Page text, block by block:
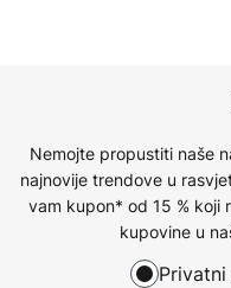
Nemojte propustiti naše
najnovije trendove u
vam kupon* od 15 % koji
kupovine u